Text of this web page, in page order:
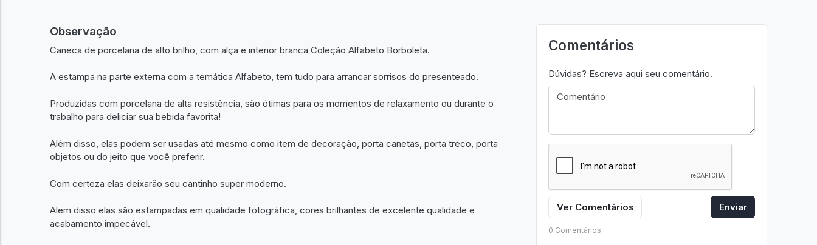
Observação
Caneca de porcelana de alto brilho, com alça e interior branca Coleção Alfabeto Borboleta.
A estampa na parte externa com a temática Alfabeto, tem tudo para arrancar sorrisos do presenteado.
Produzidas com porcelana de alta resistência, são ótimas para os momentos de relaxamento ou durante o
trabalho para deliciar sua bebida favorita!
Além disso, elas podem ser usadas até mesmo como item de decoração, porta canetas, porta treco, porta
objetos ou do jeito que você preferir.
Com certeza elas deixarão seu cantinho super moderno.
Alem disso elas são estampadas em qualidade fotográfica, cores brilhantes de excelente qualidade e
acabamento impecável.
Comentários
Dúvidas? Escreva aqui seu comentário.
Ver Comentários Enviar
0 Comentários